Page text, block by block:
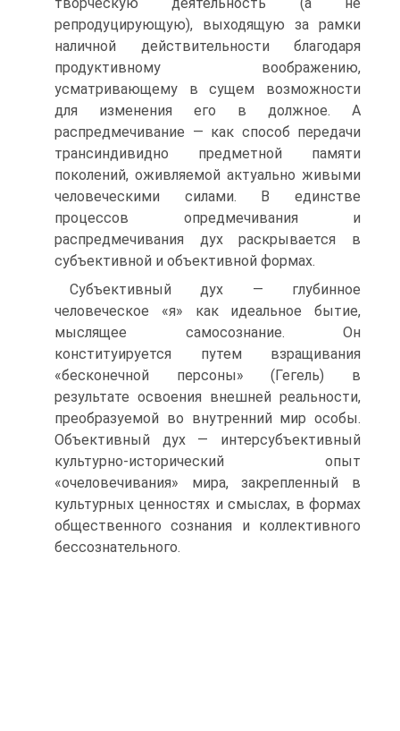
репродуцирующую), выходящую за рамки
наличной действительности благодаря
продуктивному воображению,
усматривающему в сущем возможности
для изменения его в должное. А
распредмечивание — как способ передачи
трансиндивидно предметной памяти
поколений, оживляемой актуально живыми
человеческими силами. В единстве
процессов опредмечивания и
распредмечивания дух раскрывается в
субъективной и объективной формах.
Субъективный дух — глубинное
человеческое «я» как идеальное бытие,
мыслящее самосознание. Он
конституируется путем взращивания
«бесконечной персоны» (Гегель) в
результате освоения внешней реальности,
преобразуемой во внутренний мир особы.
Объективный дух — интерсубъективный
культурно-исторический опыт
«очеловечивания» мира, закрепленный в
культурных ценностях и смыслах, в формах
общественного сознания и коллективного
бессознательного.